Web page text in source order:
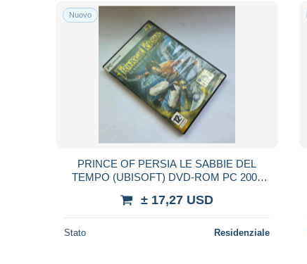
Nuovo
PRINCE OF PERSIA LE SABBIE DEL
TEMPO (UBISOFT) DVD-ROM PC 2003
± 17,27 USD
Stato Residenziale